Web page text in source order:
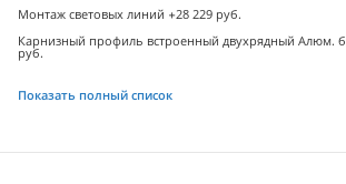
Монтаж световых линий +28 229 руб.
Карнизный профиль встроенный двухрядный Алюм.
руб.
Показать полный список